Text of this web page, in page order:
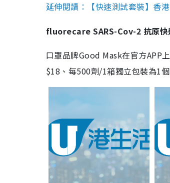
延伸閱讀：【快速測試套裝】香
fluorecare SARS-Cov-2 抗原快
口罩品牌Good Mask在官方APP
$18、每500劑/1箱獨立包裝為1